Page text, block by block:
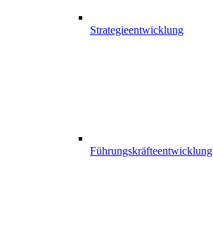
Strategieentwicklung
Führungskräfteentwicklung